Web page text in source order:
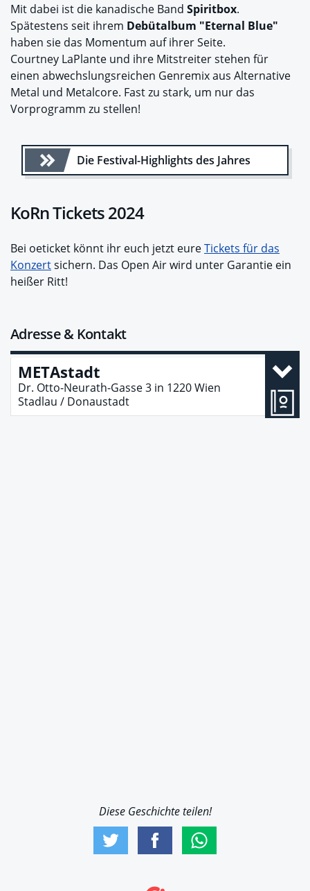
Mit dabei ist die kanadische Band Spiritbox.
Spätestens seit ihrem Debütalbum "Eternal Blue"
haben sie das Momentum auf ihrer Seite.
Courtney LaPlante und ihre Mitstreiter stehen für
einen abwechslungsreichen Genremix aus Alternative
Metal und Metalcore. Fast zu stark, um nur das
Vorprogramm zu stellen!
Die Festival-Highlights des Jahres
KoRn Tickets 2024
Bei oeticket könnt ihr euch jetzt eureTickets für das
Konzertsichern. Das Open Air wird unter Garantie ein
heißer Ritt!
Adresse & Kontakt
METAstadt
Dr. Otto-Neurath-Gasse 3 in 1220Wien
Stadlau / Donaustadt
Diese Geschichte teilen!